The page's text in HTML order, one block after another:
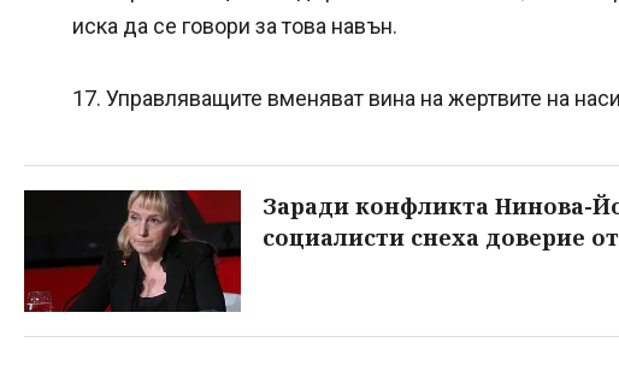
иска да се говори за това навън.
17. Управляващите вменяват вина на жертвите на
Заради конфликта Нинова-
социалисти снеха доверие